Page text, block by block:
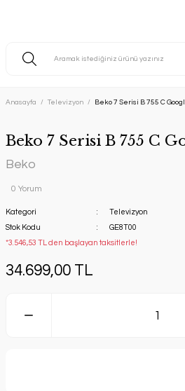
Anasayfa Televizyon Beko 7 Serisi B 755 C
Beko 7 Serisi B 755 C
Beko
0 Yorum
Kategori
Televizyon
Stok Kodu
GE8T00
*3.546,53 TL den başlayan taksitlerle!
34.699,00 TL